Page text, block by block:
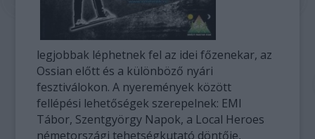
legjobbak léphetnek fel az idei főzenekar, az
Ossian előtt és a különböző nyári
fesztiválokon. A nyeremények között
fellépési lehetőségek szerepelnek: EMI
Tábor, Szentgyörgy Napok, a Local Heroes
németországi tehetségkutató döntője,